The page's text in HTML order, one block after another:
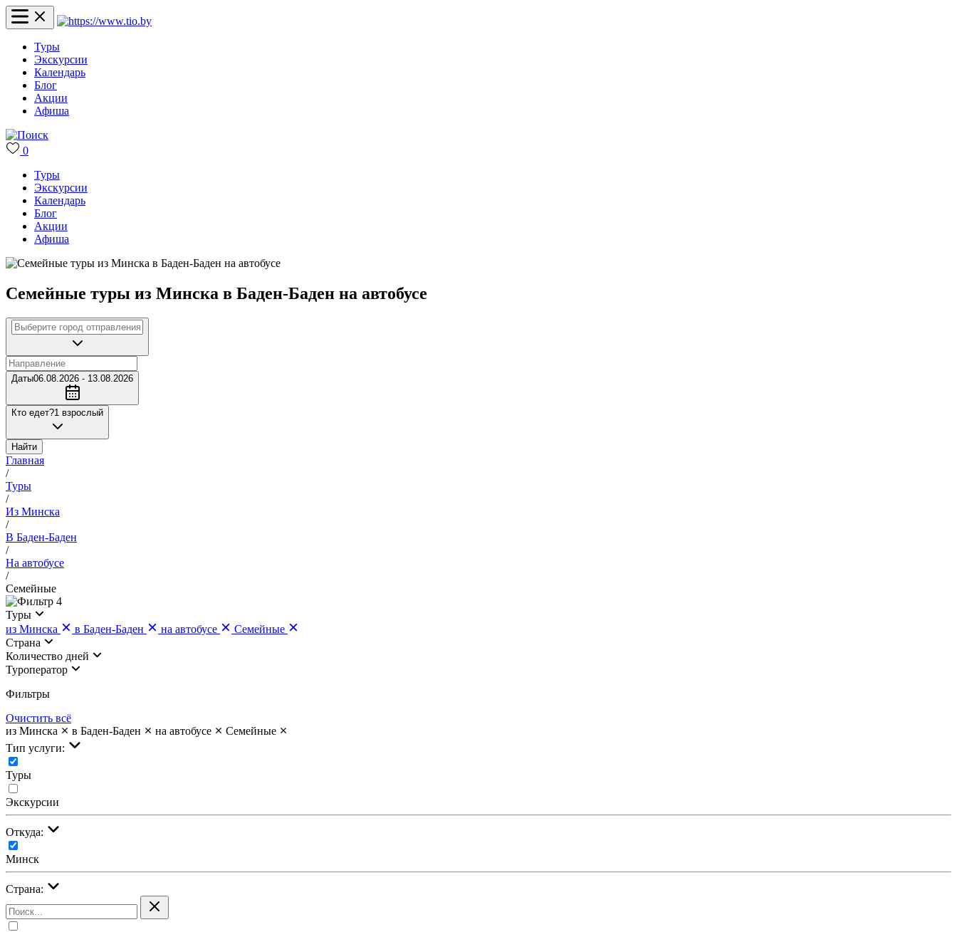
Туры
Экскурсии
Календарь
Блог
Акции
Афиша
0
Туры
Экскурсии
Календарь
Блог
Акции
Афиша
Семейные туры из Минска в Баден-Баден на автобусе
Даты06.08.2026 - 13.08.2026
Кто едет?1 взрослый
Найти
Главная
/
Туры
/
Из Минска
/
В Баден-Баден
/
На автобусе
/
Семейные
4
Туры
из Минска
в Баден-Баден на автобусе
Семейные
Страна
Количество дней
Туроператор
Фильтры
Очистить всё
из Минска
в Баден-Баден на автобусе
Семейные
Тип услуги:
Туры
Экскурсии
Откуда:
Минск
Страна: